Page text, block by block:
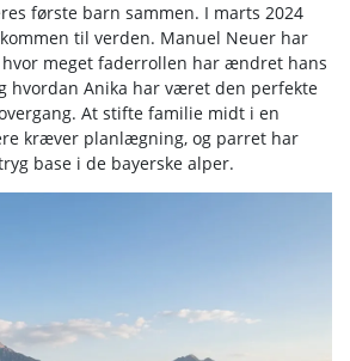
første barn sammen. I marts 2024
til verden. Manuel Neuer har
meget faderrollen har ændret hans
hvordan Anika har været den perfekte
At stifte familie midt i en
kræver planlægning, og parret har
base i de bayerske alper.